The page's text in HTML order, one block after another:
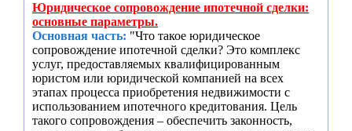
Юридическое сопровождение ипотечной сделки:
основные параметры.
Основная часть: "Что такое юридическое
сопровождение ипотечной сделки? Это комплекс
услуг, предоставляемых квалифицированным
юристом или юридической компанией на всех
этапах процесса приобретения недвижимости с
использованием ипотечного кредитования. Цель
такого сопровождения – обеспечить законность,